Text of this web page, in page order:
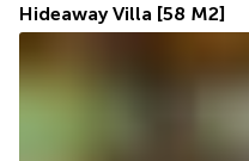
Hideaway Villa [58 M2]